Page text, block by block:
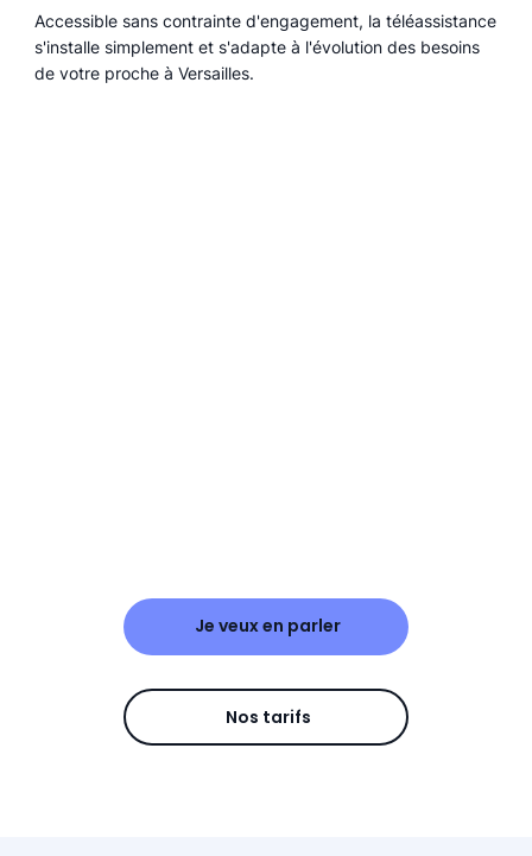
Je veux en parler
Nos tarifs
Accessible sans contrainte d'engagement, la téléassistance
s'installe simplement et s'adapte à l'évolution des besoins
de votre proche à Versailles.